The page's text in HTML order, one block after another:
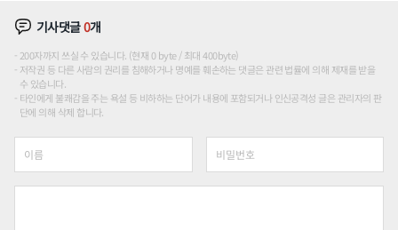
기사댓글0개
200자까지 쓰실 수 있습니다. (현재 0 byte / 최대 400byte)
저작권 등 다른 사람의 권리를 침해하거나 명예를 훼손하는 댓글은 관련 법률에 의해 제재를 받을
수 있습니다.
타인에게 불쾌감을 주는 욕설 등 비하하는 단어가 내용에 포함되거나 인신공격성 글은 관리자의 판
단에 의해 삭제 합니다.